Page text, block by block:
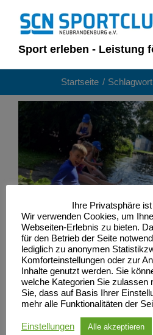
Inhalt
springenSport erleben - Leistung
Startseite
Ferienlager in
sichern!
Kanu
Ferienlager in
– SCN
Ihre Privatsphäre
Wir verwenden Cookies, um
Webseiten-Erlebnis zu bieten.
für den Betrieb der Seite
lediglich zu anonymen
Komforteinstellungen oder zur
Inhalte genutzt werden. Sie
welche Kategorien Sie zulassen
Sie, dass auf Basis Ihrer
mehr alle Funktionalitäten der
Einstellungen Alle akzeptieren